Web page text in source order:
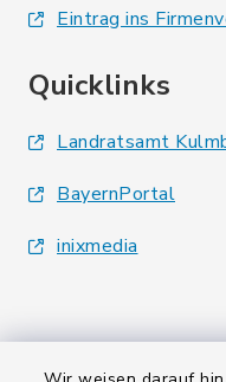
Eintrag ins
Quicklinks
Landratsamt
BayernPortal
inixmedia